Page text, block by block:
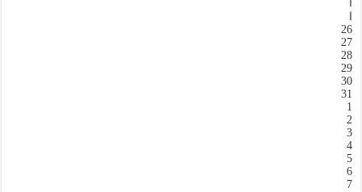
ا
ا
26
27
28
29
30
31
1
2
3
4
5
6
7